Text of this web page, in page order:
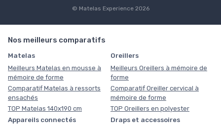
© Matelas Experience 2026
Nos meilleurs comparatifs
Matelas
Meilleurs Matelas en mousse à
mémoire de forme
Comparatif Matelas à ressorts
ensachés
TOP Matelas 140x190 cm
Oreillers
Meilleurs Oreillers à mémoire de
forme
Comparatif Oreiller cervical à
mémoire de forme
TOP Oreillers en polyester
Appareils connectés Draps et accessoires